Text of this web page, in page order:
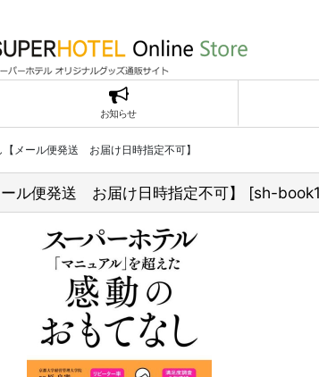
お知らせ
【メール便発送 お届け日時指定不可】
ル便発送 お届け日時指定不可】 [sh-